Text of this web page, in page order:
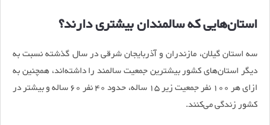
استان‌هایی که سالمندان بیشتری دارند؟
سه استان گیلان، مازندران و آذربایجان شرقی در سال گذشته نسبت به
دیگر استان‌های کشور بیشترین جمعیت سالمند را داشته‌اند، همچنین به
ازای هر 100 نفر جمعیت زیر 15 ساله، حدود 40 نفر 60 ساله و بیشتر در
کشور زندگی می‌کنند.